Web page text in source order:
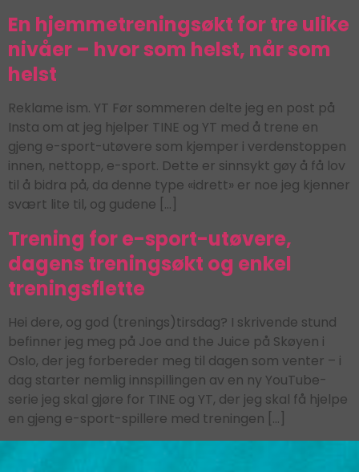
En hjemmetreningsøkt for tre ulike
nivåer – hvor som helst, når som
helst
Reklame ism. YT Før sommeren delte jeg en post på
Insta om at jeg hjelper TINE og YT med å trene en
gjeng e-sport-utøvere som kjemper i verdenstoppen
innen, nettopp, e-sport. Dette er sinnsykt gøy å få lov
til å bidra på, da denne type «idrett» er noe jeg kjenner
svært lite til, og gudene […]
Trening for e-sport-utøvere,
dagens treningsøkt og enkel
treningsflette
Hei dere, og god (trenings)tirsdag? I skrivende stund
befinner jeg meg på Joe and the Juice på Skøyen i
Oslo, der jeg forbereder meg til dagen som venter – i
dag starter nemlig innspillingen av en ny YouTube-
serie jeg skal gjøre for TINE og YT, der jeg skal få hjelpe
en gjeng e-sport-spillere med treningen […]